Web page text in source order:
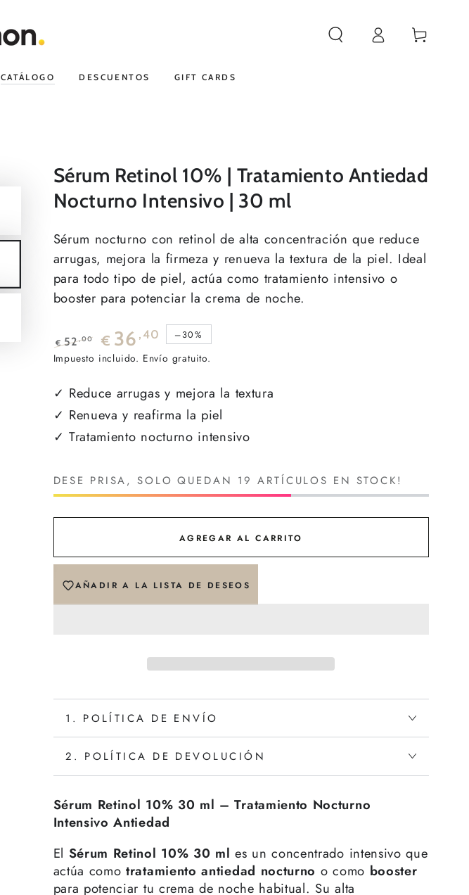
CATÁLOGO DESCUENTOS GIFT CARDS
Iniciar
sesión
Carrito
Sérum Retinol 10% | Tratamiento Antiedad
Nocturno Intensivo | 30 ml
Sérum nocturno con retinol de alta concentración que reduce
arrugas, mejora la firmeza y renueva la textura de la piel. Ideal
para todo tipo de piel, actúa como tratamiento intensivo o
booster para potenciar la crema de noche.
Precio
€ 52,00
Precio
venta
€ 36 ,40 –30%
Impuesto incluido. Envío gratuito.
✓ Reduce arrugas y mejora la textura
✓ Renueva y reafirma la piel
✓ Tratamiento nocturno intensivo
DESE PRISA, SOLO QUEDAN 19 ARTÍCULOS EN STOCK!
AGREGAR AL CARRITO
AÑADIR A LA LISTA DE DESEOS
1. POLÍTICA DE ENVÍO
2. POLÍTICA DE DEVOLUCIÓN
Sérum Retinol 10% 30 ml – Tratamiento Nocturno
Intensivo Antiedad
El Sérum Retinol 10% 30 ml es un concentrado intensivo que
actúa comotratamiento antiedad nocturno o como booster
para potenciar tu crema de noche habitual. Su alta